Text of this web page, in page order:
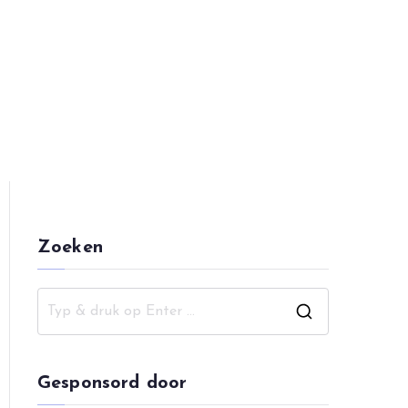
Zoeken
Gesponsord door